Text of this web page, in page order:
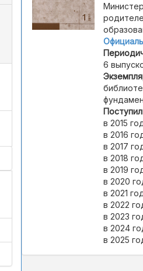
6
в 2015
в 2016
в 2017
в 2018
в 2019
в 2020
в 2021
в 2022
в 2023
в 2024
в 2025